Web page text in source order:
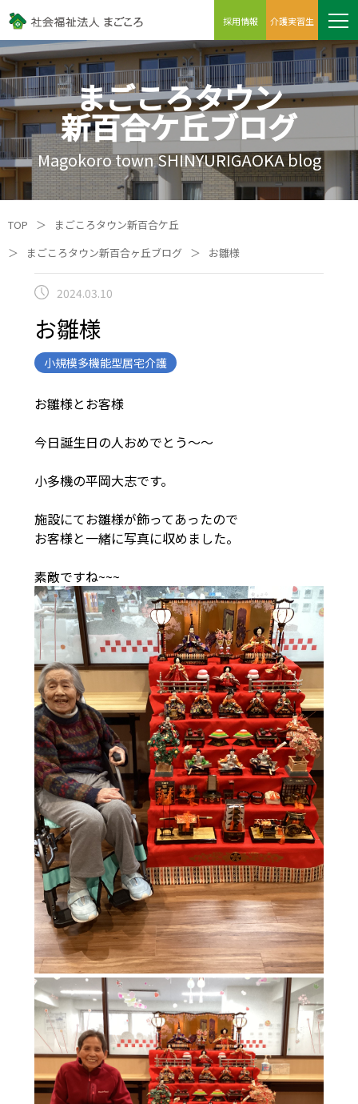
採用情報 介護実習生
まごころタウン
新百合ケ丘ブログ
Magokoro town SHINYURIGAOKA blog
TOP ＞
まごころタウン新百合ケ丘
＞
まごころタウン新百合ヶ丘ブログ ＞ お雛様
2024.03.10
お雛様
小規模多機能型居宅介護
お雛様とお客様
今日誕生日の人おめでとう～～
小多機の平岡大志です。
施設にてお雛様が飾ってあったので
お客様と一緒に写真に収めました。
素敵ですね~~~